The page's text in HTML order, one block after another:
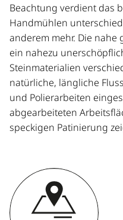
Beachtung verdient das
Handmühlen
anderem mehr. Die nahe
ein nahezu
Steinmaterialien
natürliche, längliche
und Polierarbeiten
abgearbeiteten
speckigen Patinierung